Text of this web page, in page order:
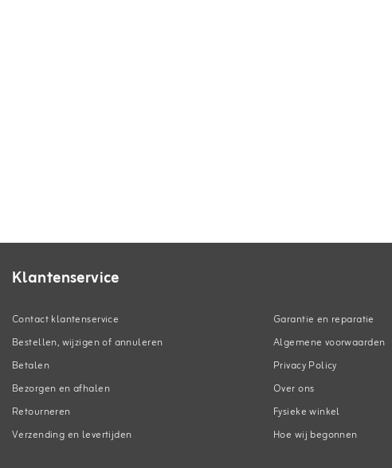
Klantenservice
Contact klantenservice
Bestellen, wijzigen of annuleren
Betalen
Bezorgen en afhalen
Retourneren
Verzending en levertijden
Garantie en reparatie
Algemene voorwaarden
Privacy Policy
Over ons
Fysieke winkel
Hoe wij begonnen